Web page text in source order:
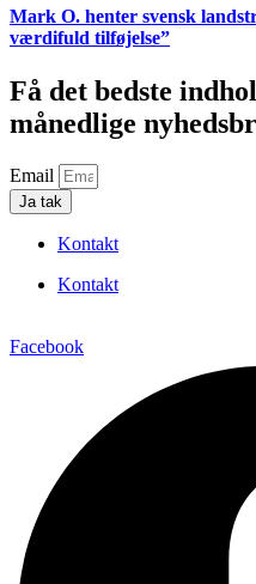
Mark O. henter svensk
værdifuld tilføjelse”
Få det bedste
månedlige
Email
Ja tak
Kontakt
Kontakt
Facebook